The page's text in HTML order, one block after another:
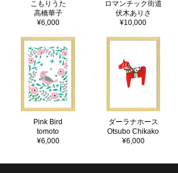
こもりうた
高橋華子
¥6,000
ロマンチック街道
伏木ありさ
¥10,000
Pink Bird
tomoto
¥6,000
ダーラナホース
Otsubo Chikako
¥6,000